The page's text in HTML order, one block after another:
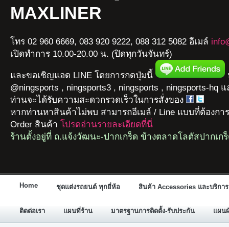
MAXLINER
โทร 02 960 6669, 083 920 9222, 088 312 5082 อีเมล์
เปิดทำการ 10.00-20.00 น. (ปิดทุกวันจันทร์)
และขอเชิญแอด LINE โดยการกดปุ่มนี้
@ningsports , ningsports3 , ningsports , ningsports-hq
ท่านจะได้รับความสะดวกรวดเร็วในการสั่งของ
หากท่านหาสินค้าไม่พบ สามารถอีเมล์ / Line แบบที่ต้องกา
Order สินค้า โปรดอ่านรายละเอียดที่นี่
ร้านตั้งอยู่ที่ ถ.แจ้งวัฒนะ-ปากเกร็ด ข้างตลาดโลตัสปากเก
Home ชุดแต่งรถยนต์ ทุกยี่ห้อ สินค้า Accessories และบริการ
ติดต่อเรา แผนที่ร้าน มาตรฐานการติดตั้ง-รับประกัน แผน